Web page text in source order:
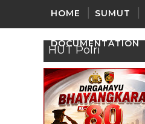
HOME SUMUT
DOCUMENTATION
HUT Polri